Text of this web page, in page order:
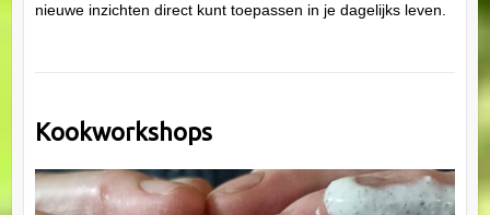
nieuwe inzichten direct kunt toepassen in je dagelijks leven.
Kookworkshops